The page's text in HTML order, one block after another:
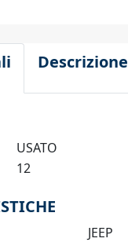
Descrizione
USATO
12
JEEP